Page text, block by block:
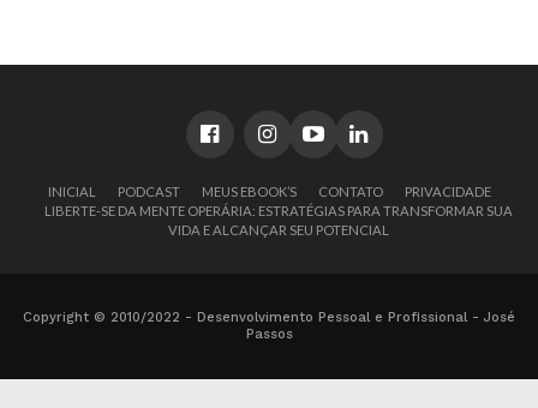
INICIAL PODCAST MEUS EBOOK’S CONTATO
PRIVACIDADE
LIBERTE-SE DA MENTE OPERÁRIA: ESTRATÉGIAS PARA TRANSFORMAR SUA
VIDA E ALCANÇAR SEU POTENCIAL
Copyright © 2010/2022 - Desenvolvimento Pessoal e Profissional - José
Passos